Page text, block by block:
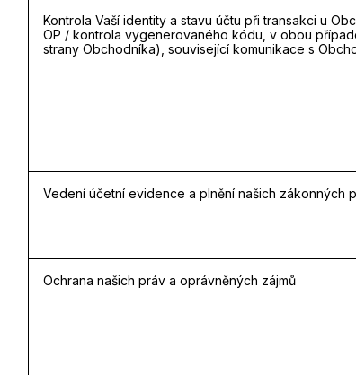
Kontrola Vaší identity a stavu účtu při transakci u
OP / kontrola vygenerovaného kódu, v obou
strany Obchodníka), související komunikace s
Vedení účetní evidence a plnění našich zákonných
Ochrana našich práv a oprávněných zájmů